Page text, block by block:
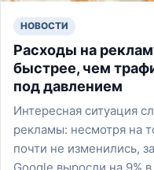
НОВОСТИ
Расходы на
быстрее, чем
под давлением
Интересная ситуация
рекламы: несмотря на
почти не изменились,